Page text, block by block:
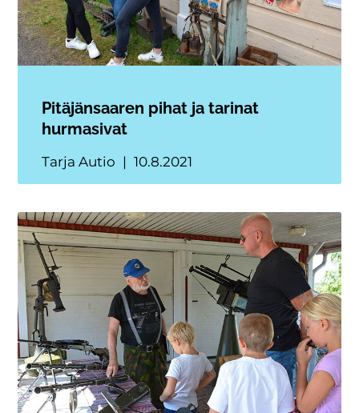
Pitäjänsaaren pihat ja tarinat
hurmasivat
Tarja Autio 10.8.2021